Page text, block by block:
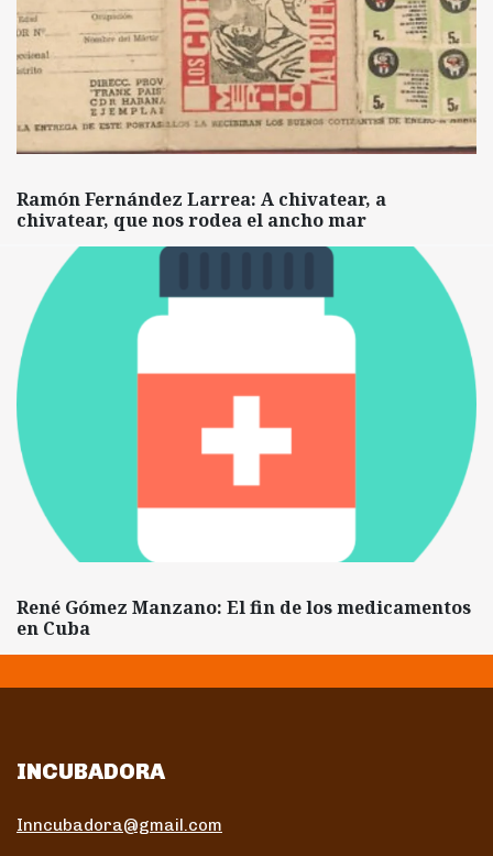
Ramón Fernández Larrea: A chivatear, a
chivatear, que nos rodea el ancho mar
René Gómez Manzano: El fin de los medicamentos
en Cuba
INCUBADORA
Inncubadora@gmail.com